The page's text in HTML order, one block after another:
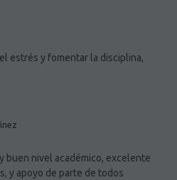
estrés y fomentar la disciplina,
buen nivel académico, excelente
y apoyo de parte de todos